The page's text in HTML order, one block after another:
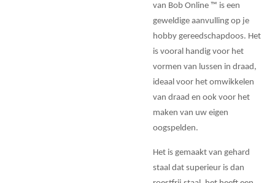
van Bob Online ™ is een
geweldige aanvulling op je
hobby gereedschapdoos. Het
is vooral handig voor het
vormen van lussen in draad,
ideaal voor het omwikkelen
van draad en ook voor het
maken van uw eigen
oogspelden.
Het is gemaakt van gehard
staal dat superieur is dan